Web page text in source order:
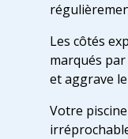
Les côtés
marqués
et aggrave
Votre